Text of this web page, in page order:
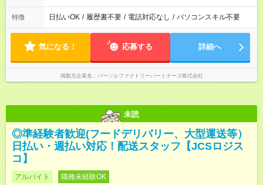
特徴 日払いOK / 履歴書不要 / 電話対応なし / パソコンスキル不要
気になる！ 応募する 詳細へ
掲載元企業名 パーソルファクトリーパートナーズ株式会社
未読
◎準経験者歓迎(フードデリバリー、大型運送等）
日払い・週払い対応！配送スタッフ【JCSロジス
コ】
アルバイト 職種未経験OK